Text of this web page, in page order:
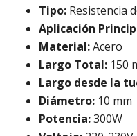
Tipo: Resistencia
Aplicación
Material:Acero
Largo Total: 150
Largo desde la
Diámetro: 10 mm
Potencia:300W